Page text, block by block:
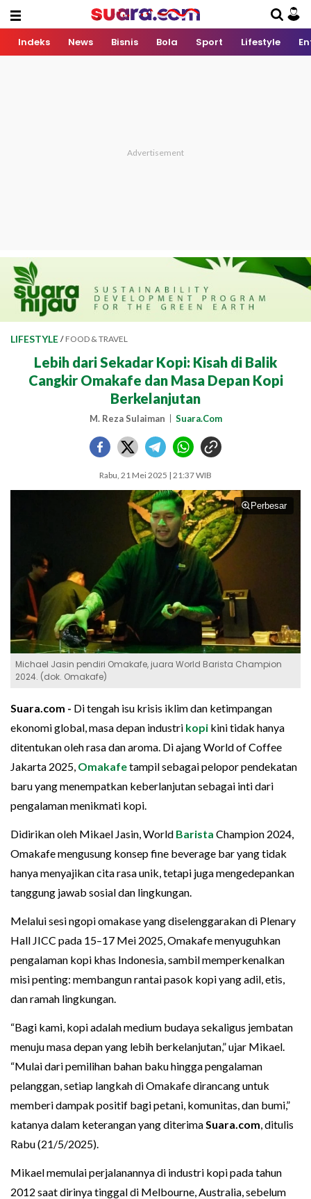
Indeks News Bisnis Bola Sport Lifestyle
LIFESTYLE / FOOD & TRAVEL
Lebih dari Sekadar Kopi: Kisah di Balik
Cangkir Omakafe dan Masa Depan Kopi
Berkelanjutan
M. Reza Sulaiman Suara.Com
Rabu, 21 Mei 2025 | 21:37 WIB
Perbesar
Michael Jasin pendiri Omakafe, juara World Barista Champion
2024. (dok. Omakafe)
Suara.com - Di tengah isu krisis iklim dan ketimpangan
ekonomi global, masa depan industri kopi kini tidak hanya
ditentukan oleh rasa dan aroma. Di ajang World of Coffee
Jakarta 2025, Omakafetampil sebagai pelopor pendekatan
baru yang menempatkan keberlanjutan sebagai inti dari
pengalaman menikmati kopi.
Didirikan oleh Mikael Jasin, World Barista Champion 2024,
Omakafe mengusung konsep fine beverage bar yang tidak
hanya menyajikan cita rasa unik, tetapi juga mengedepankan
tanggung jawab sosial dan lingkungan.
Melalui sesi ngopi omakase yang diselenggarakan di Plenary
Hall JICC pada 15–17 Mei 2025, Omakafe menyuguhkan
pengalaman kopi khas Indonesia, sambil memperkenalkan
misi penting: membangun rantai pasok kopi yang adil, etis,
dan ramah lingkungan.
“Bagi kami, kopi adalah medium budaya sekaligus jembatan
menuju masa depan yang lebih berkelanjutan,” ujar Mikael.
“Mulai dari pemilihan bahan baku hingga pengalaman
pelanggan, setiap langkah di Omakafe dirancang untuk
memberi dampak positif bagi petani, komunitas, dan bumi,”
katanya dalam keterangan yang diterima Suara.com , ditulis
Rabu (21/5/2025).
Mikael memulai perjalanannya di industri kopi pada tahun
2012 saat dirinya tinggal di Melbourne, Australia, sebelum